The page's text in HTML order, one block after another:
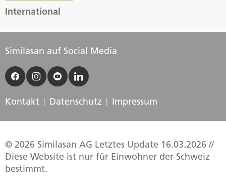
International
Similasan auf Social Media
Kontakt Datenschutz Impressum
© 2026 Similasan AG Letztes Update 16.03.2026 //
Diese Website ist nur für Einwohner der Schweiz
bestimmt.